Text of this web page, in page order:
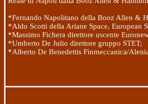
*Fernando Napolitano della Booz Allen &
*Aldo Scotti della Ariane Space, European
*Massimo Fichera direttore uscente
*Umberto De Julio direttore gruppo STET;
*Alberto De Benedettis Finmeccanica/